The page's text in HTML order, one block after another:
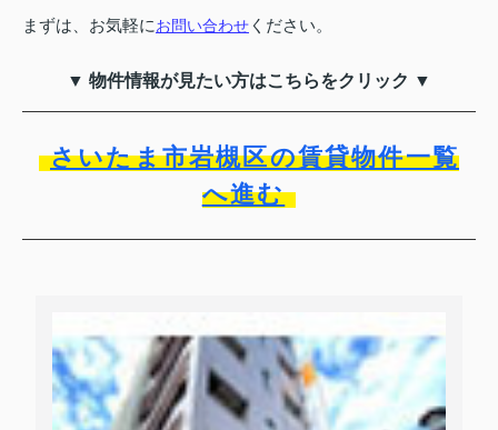
まずは、お気軽にお問い合わせ ください。
▼ 物件情報が見たい方はこちらをクリック ▼
さいたま市岩槻区の賃貸物件一覧
へ進む